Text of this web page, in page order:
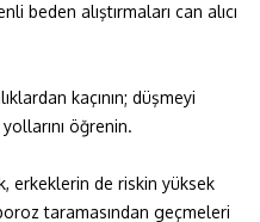
beden alıştırmaları can alıcı
kaçının; düşmeyi
öğrenin.
erkeklerin de riskin yüksek
taramasından geçmeleri